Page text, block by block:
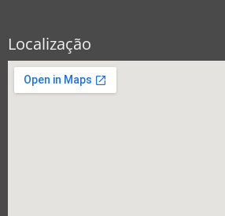
Localização